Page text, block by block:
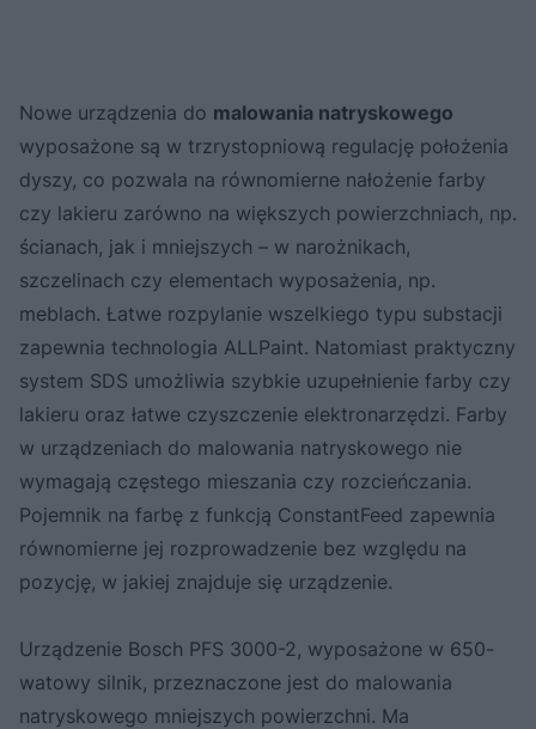
Nowe urządzenia do malowania natryskowego
wyposażone są w trzrystopniową regulację położenia
dyszy, co pozwala na równomierne nałożenie farby
czy lakieru zarówno na większych powierzchniach, np.
ścianach, jak i mniejszych – w narożnikach,
szczelinach czy elementach wyposażenia, np.
meblach. Łatwe rozpylanie wszelkiego typu substacji
zapewnia technologia ALLPaint. Natomiast praktyczny
system SDS umożliwia szybkie uzupełnienie farby czy
lakieru oraz łatwe czyszczenie elektronarzędzi. Farby
w urządzeniach do malowania natryskowego nie
wymagają częstego mieszania czy rozcieńczania.
Pojemnik na farbę z funkcją ConstantFeed zapewnia
równomierne jej rozprowadzenie bez względu na
pozycję, w jakiej znajduje się urządzenie.
Urządzenie Bosch PFS 3000-2, wyposażone w 650-
watowy silnik, przeznaczone jest do malowania
natryskowego mniejszych powierzchni. Ma